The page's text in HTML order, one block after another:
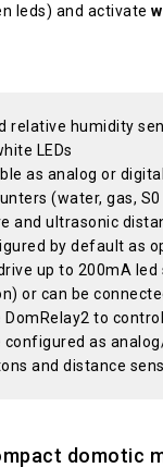
leds) and activate
relative humidity
LEDs
as analog or
(water, gas, S0
and ultrasonic
by default as
up to 200mA
or can be
to
configured as
and distance
domotic